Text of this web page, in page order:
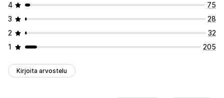
4
75
3
28
2
32
1
205
Kirjoita arvostelu